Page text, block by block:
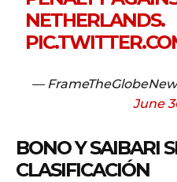
NETHERLANDS.
—
June
BONO Y SAIBARI
CLASIFICACIÓN